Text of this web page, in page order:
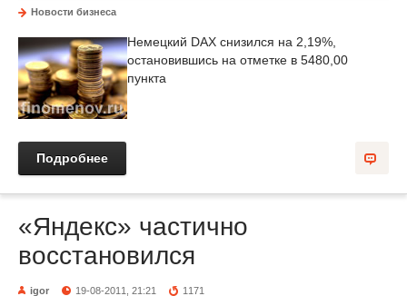
Новости бизнеса
Немецкий DAX снизился на 2,19%,
остановившись на отметке в 5480,00
пункта
Подробнее
«Яндекс» частично
восстановился
igor 19-08-2011, 21:21 1171